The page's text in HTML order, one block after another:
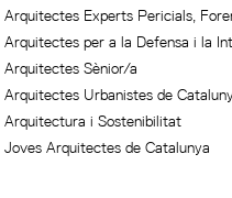
Arquitectes Experts Pericials,
Arquitectes per a la Defensa i la
Arquitectes Sènior/a
Arquitectes Urbanistes de
Arquitectura i Sostenibilitat
Joves Arquitectes de Catalunya